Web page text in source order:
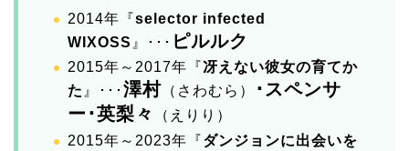
2014年『selector infected
WIXOSS 』･･･ ピルルク
2015年～2017年『冴えない彼女の育てか
た 』･･･ 澤村 （さわむら）
･スペンサ
ー･英梨々
（えりり）
2015年～2023年『ダンジョンに出会いを